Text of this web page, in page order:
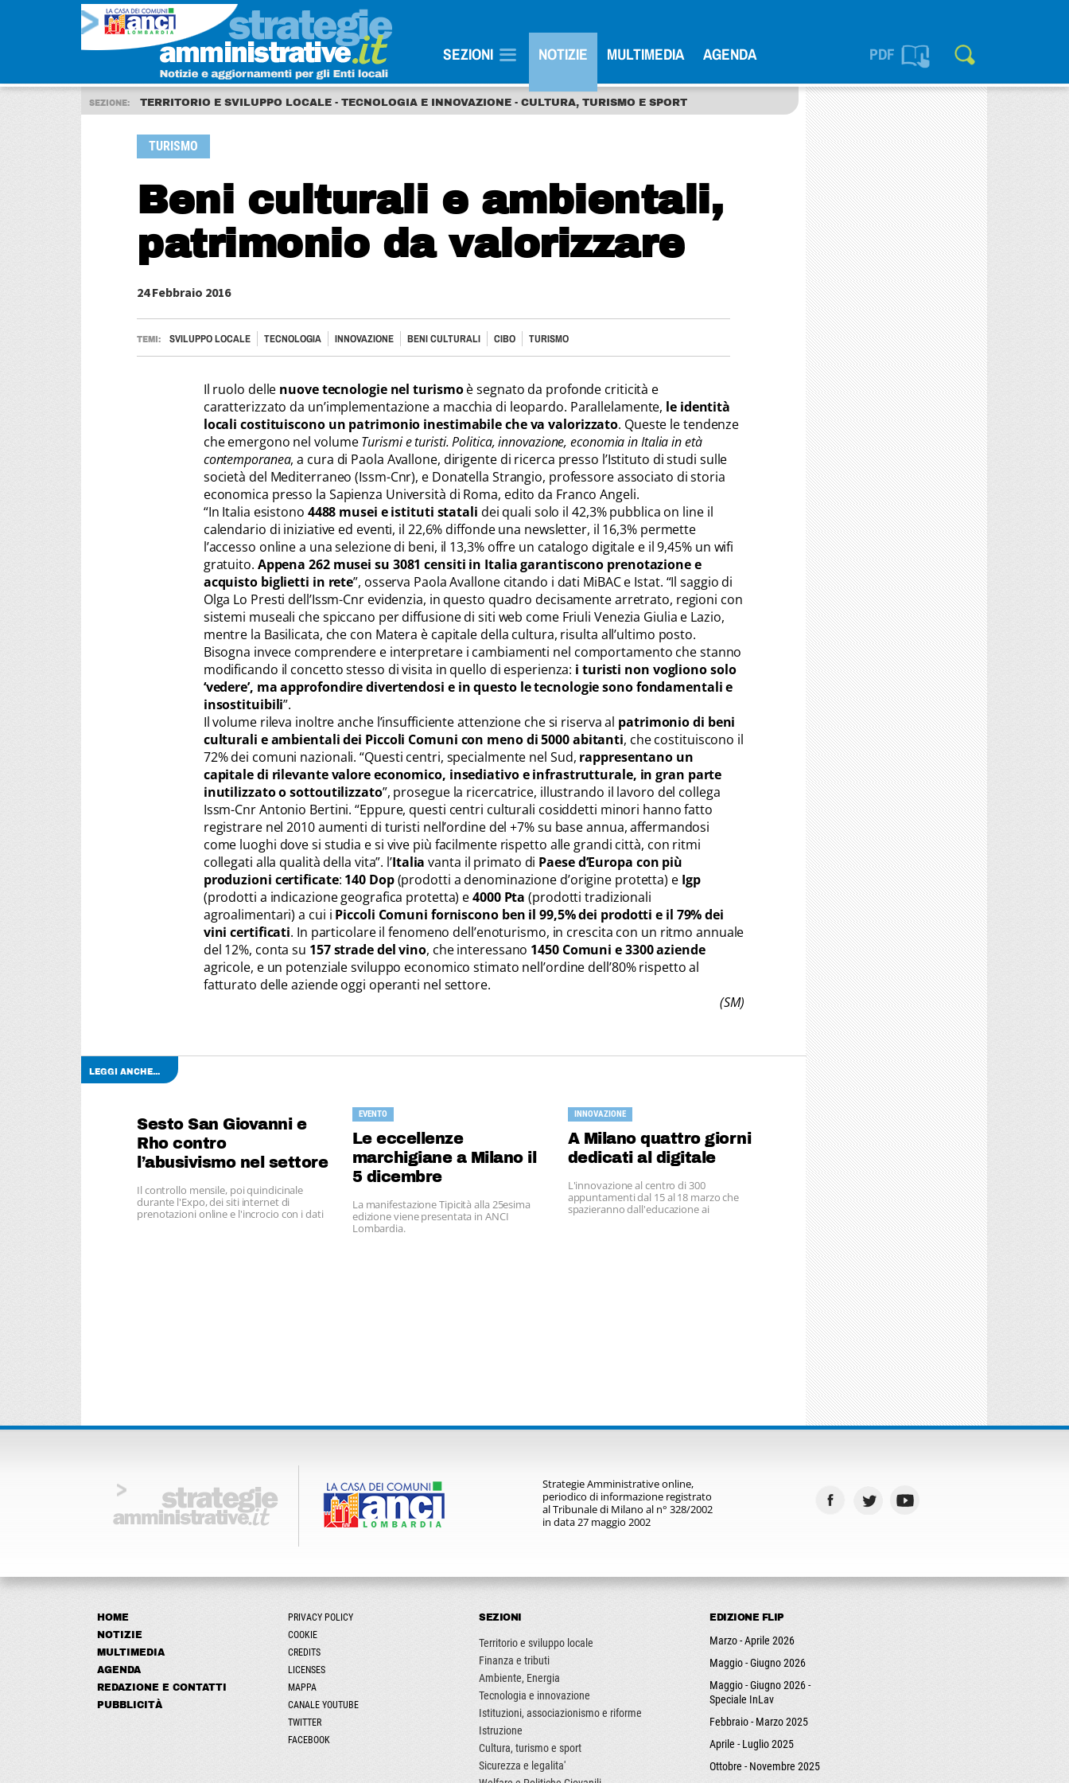
SEZIONI NOTIZIE MULTIMEDIA AGENDA PDF
SEZIONE: TERRITORIO E SVILUPPO LOCALE - TECNOLOGIA E INNOVAZIONE - CULTURA, TURISMO E SPORT
TURISMO
Beni culturali e ambientali,
patrimonio da valorizzare
24 Febbraio 2016
TEMI: SVILUPPO LOCALE TECNOLOGIA INNOVAZIONE BENI CULTURALI CIBO TURISMO
Il ruolo delle nuove tecnologie nel turismoè segnato da profonde criticità e
caratterizzato da un’implementazione a macchia di leopardo. Parallelamente, le identità
locali costituiscono un patrimonio inestimabile che va valorizzato. Queste le tendenze
che emergono nel volumeTurismi e turisti. Politica, innovazione, economia in Italia in età
contemporanea, a cura di Paola Avallone, dirigente di ricerca presso l’Istituto di studi sulle
società del Mediterraneo (Issm-Cnr), e Donatella Strangio, professore associato di storia
economica presso la Sapienza Università di Roma, edito da Franco Angeli.
“In Italia esistono 4488 musei e istituti statali dei quali solo il 42,3% pubblica on line il
calendario di iniziative ed eventi, il 22,6% diffonde una newsletter, il 16,3% permette
l’accesso online a una selezione di beni, il 13,3% offre un catalogo digitale e il 9,45% un wifi
gratuito. Appena 262 musei su 3081 censiti in Italia garantiscono prenotazione e
acquisto biglietti in rete”, osserva Paola Avallone citando i dati MiBAC e Istat. “Il saggio di
Olga Lo Presti dell’Issm-Cnr evidenzia, in questo quadro decisamente arretrato, regioni con
sistemi museali che spiccano per diffusione di siti web come Friuli Venezia Giulia e Lazio,
mentre la Basilicata, che con Matera è capitale della cultura, risulta all’ultimo posto.
Bisogna invece comprendere e interpretare i cambiamenti nel comportamento che stanno
modificando il concetto stesso di visita in quello di esperienza: i turisti non vogliono solo
‘vedere’, ma approfondire divertendosi e in questo le tecnologie sono fondamentali e
insostituibili”.
Il volume rileva inoltre anche l’insufficiente attenzione che si riserva al patrimonio di beni
culturali e ambientali dei Piccoli Comuni con meno di 5000 abitanti, che costituiscono il
72% dei comuni nazionali. “Questi centri, specialmente nel Sud, rappresentano un
capitale di rilevante valore economico, insediativo e infrastrutturale, in gran parte
inutilizzato o sottoutilizzato”, prosegue la ricercatrice, illustrando il lavoro del collega
Issm-Cnr Antonio Bertini. “Eppure, questi centri culturali cosiddetti minori hanno fatto
registrare nel 2010 aumenti di turisti nell’ordine del +7% su base annua, affermandosi
come luoghi dove si studia e si vive più facilmente rispetto alle grandi città, con ritmi
collegati alla qualità della vita”. l’Italia vanta il primato di Paese d’Europa con più
produzioni certificate: 140 Dop(prodotti a denominazione d’origine protetta) e Igp
(prodotti a indicazione geografica protetta) e4000 Pta (prodotti tradizionali
agroalimentari) a cui i Piccoli Comuni forniscono ben il 99,5% dei prodotti e il 79% dei
vini certificati. In particolare il fenomeno dell’enoturismo, in crescita con un ritmo annuale
del 12%, conta su 157 strade del vino, che interessano 1450 Comuni e 3300 aziende
agricole, e un potenziale sviluppo economico stimato nell’ordine dell’80% rispetto al
fatturato delle aziende oggi operanti nel settore.
(SM)
LEGGI ANCHE...
Sesto San Giovanni e
Rho contro
l’abusivismo nel settore
Il controllo mensile, poi quindicinale
durante l'Expo, dei siti internet di
prenotazioni online e l'incrocio con i dati
EVENTO
Le eccellenze
marchigiane a Milano il
5 dicembre
La manifestazione Tipicità alla 25esima
edizione viene presentata in ANCI
Lombardia.
INNOVAZIONE
A Milano quattro giorni
dedicati al digitale
L'innovazione al centro di 300
appuntamenti dal 15 al 18 marzo che
spazieranno dall'educazione ai
Strategie Amministrative online,
periodico di informazione registrato
al Tribunale di Milano al n° 328/2002
in data 27 maggio 2002
HOME
NOTIZIE
MULTIMEDIA
AGENDA
REDAZIONE E CONTATTI
PUBBLICITÀ
PRIVACY POLICY
COOKIE
CREDITS
LICENSES
MAPPA
CANALE YOUTUBE
TWITTER
FACEBOOK
SEZIONI
Territorio e sviluppo locale
Finanza e tributi
Ambiente, Energia
Tecnologia e innovazione
Istituzioni, associazionismo e riforme
Istruzione
Cultura, turismo e sport
Sicurezza e legalita'
EDIZIONE FLIP
Marzo - Aprile 2026
Maggio - Giugno 2026
Maggio - Giugno 2026 -
Speciale InLav
Febbraio - Marzo 2025
Aprile - Luglio 2025
Ottobre - Novembre 2025